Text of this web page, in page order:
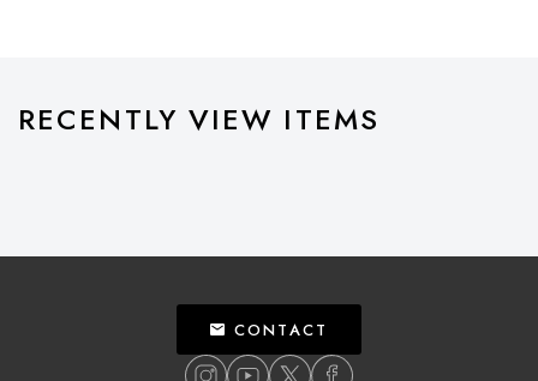
RECENTLY VIEW ITEMS
CONTACT